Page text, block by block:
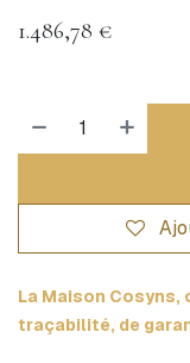
1.486,78 €
La Maison Cosyns,
traçabilité, de